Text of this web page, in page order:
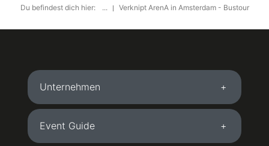
Du befindest dich hier: ... Verknipt ArenA in Amsterdam - Bustour
Unternehmen
Event Guide